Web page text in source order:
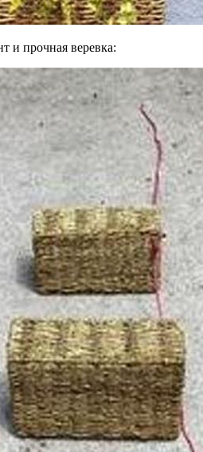
и прочная веревка: